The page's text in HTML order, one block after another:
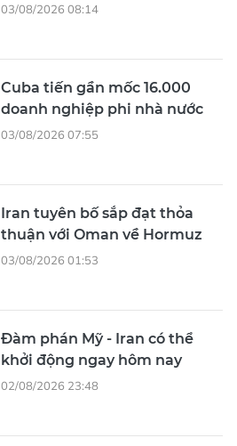
03/08/2026 08:14
Cuba tiến gần mốc 16.000
doanh nghiệp phi nhà nước
03/08/2026 07:55
Iran tuyên bố sắp đạt thỏa
thuận với Oman về Hormuz
03/08/2026 01:53
Đàm phán Mỹ - Iran có thể
khởi động ngay hôm nay
02/08/2026 23:48